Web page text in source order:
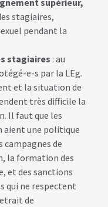
supérieur,
stagiaires,
pendant la
stagiaires : au
e-s par la LEg.
et la situation de
très difficile la
Il faut que les
aient une politique
campagnes de
la formation des
et des sanctions
qui ne respectent
de